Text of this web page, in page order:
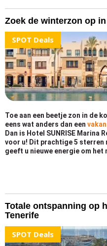
Zoek de winterzon op
SPOT Deals
Toe aan een beetje zon in de
eens wat anders dan een
Dan is Hotel SUNRISE Marina
voor u! Dit prachtige 5 sterren
geeft u nieuwe energie om
Totale ontspanning op
Tenerife
SPOT Deals